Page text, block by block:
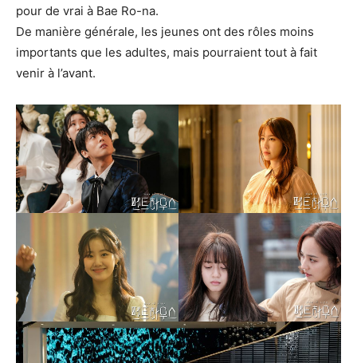
pour de vrai à Bae Ro-na.
De manière générale, les jeunes ont des rôles moins
importants que les adultes, mais pourraient tout à fait
venir à l’avant.